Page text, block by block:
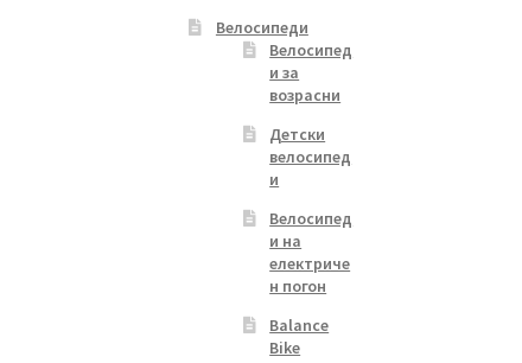
Велосипеди
Велосипед
и за
возрасни
Детски
велосипед
и
Велосипед
и на
електриче
н погон
Balance
Bike